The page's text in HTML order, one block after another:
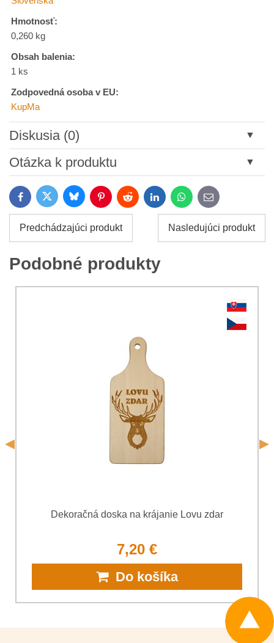
Hmotnosť:
0,260 kg
Obsah balenia:
1 ks
Zodpovedná osoba v EU:
KupMa
Diskusia (0)
Nový komentár
Názov:
Meno:*
Súhlasím so spracovaním osobných údajov za účelom
odoslania formulára. Oboznámil som sa s
Ochrany osobných údajov
Otázka k produktu
*
Váš e-mail:*
FacebookTwitter BlueskyPinterestReddit LinkedInWhatsApp
E-
mail
Predchádzajúci produkt Nasledujúci produkt
Podobné produkty
Dekoračná doska na krájanie Lovu zdar
7,20 €
Do košíka